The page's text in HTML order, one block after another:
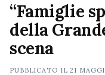
“Famiglie
della
scena
PUBBLICATO IL21